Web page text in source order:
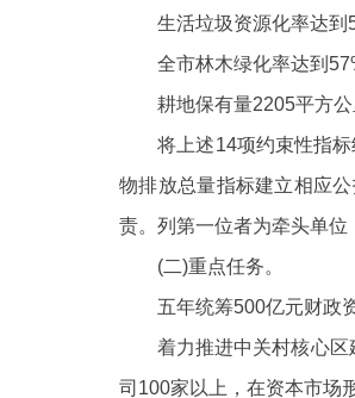
生活垃圾资源化率达到
全市林木绿化率达到
耕地保有量2205平方
将上述14项约束性指
物排放总量指标建立相应
责。列第一位者为牵头单位
(二)重点任务。
五年统筹500亿元财政
着力推进中关村核心区建
司100家以上，在资本市场